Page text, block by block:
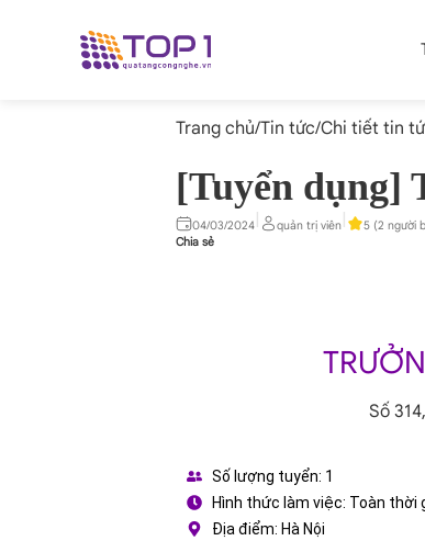
Trang chủ/Tin tức/Chi tiết tin
[Tuyển dụng]
04/03/2024| quản trị viên| 5 (2 người
Chia sẻ
Số
Số lượng tuyển: 1
Hình thức làm việc: Toàn thời
Địa điểm: Hà Nội